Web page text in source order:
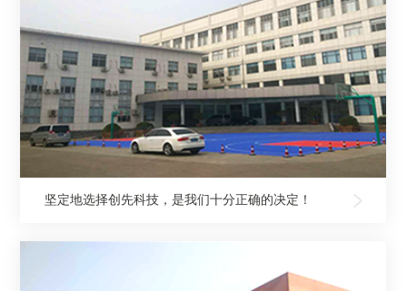
坚定地选择创先科技，是我们十分正确的决定！